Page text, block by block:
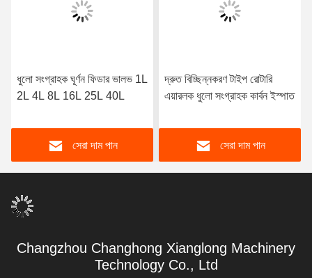
ধুলো সংগ্রাহক ঘূর্ণন ফিডার ভালভ 1L
2L 4L 8L 16L 25L 40L
সেরা দাম পান
দ্রুত বিচ্ছিন্নকরণ টাইপ রোটারি
এয়ারলক ধুলো সংগ্রাহক কার্বন ইস্পাত
সেরা দাম পান
Changzhou Changhong Xianglong Machinery
Technology Co., Ltd